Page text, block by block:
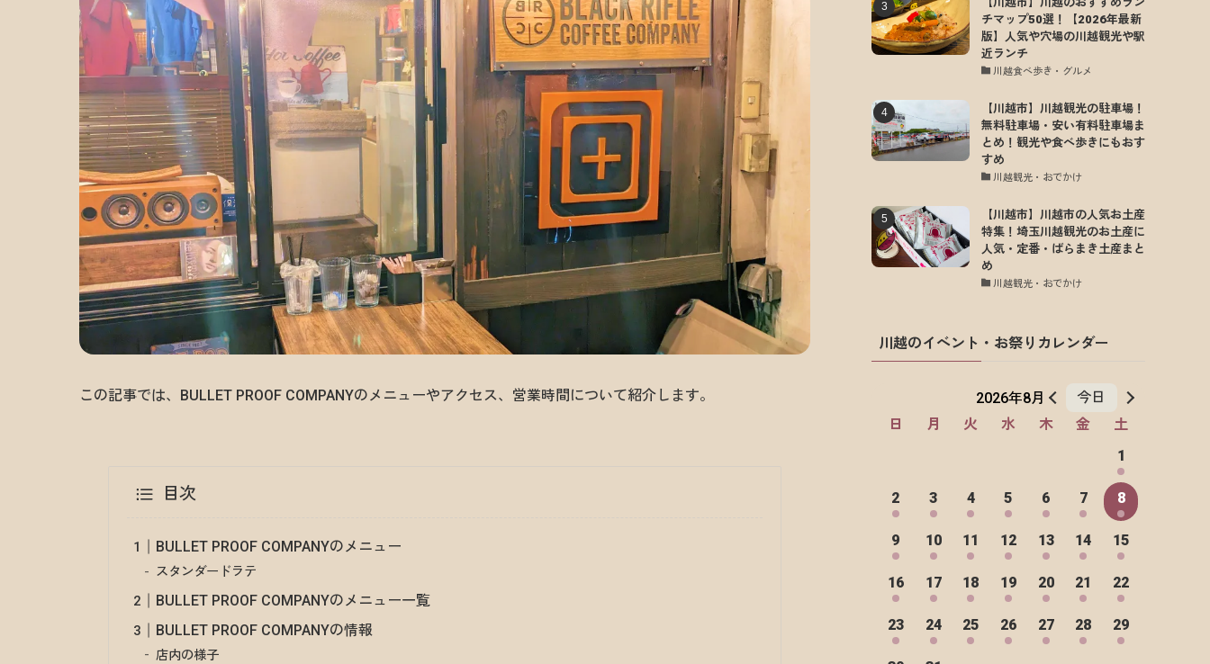
この記事では、BULLET PROOF COMPANYのメニューやアクセス、営業時間について紹介します。
目次
BULLET PROOF COMPANYのメニュー
スタンダードラテ
BULLET PROOF COMPANYのメニュー一覧
BULLET PROOF COMPANYの情報
店内の様子
チマップ50選！【2026年最新
版】人気や穴場の川越観光や駅
近ランチ
川越食べ歩き・グルメ
【川越市】川越観光の駐車場！
無料駐車場・安い有料駐車場ま
とめ！観光や食べ歩きにもおす
すめ
川越観光・おでかけ
【川越市】川越市の人気お土産
特集！埼玉川越観光のお土産に
人気・定番・ばらまき土産まと
め
川越観光・おでかけ
川越のイベント・お祭りカレンダー